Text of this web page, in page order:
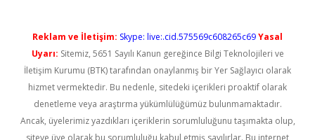
Reklam ve İletişim: Skype: live:.cid.575569c608265c69Yasal
Uyarı: Sitemiz, 5651 Sayılı Kanun gereğince Bilgi Teknolojileri ve
İletişim Kurumu (BTK) tarafından onaylanmış bir Yer Sağlayıcı olarak
hizmet vermektedir. Bu nedenle, sitedeki içerikleri proaktif olarak
denetleme veya araştırma yükümlülüğümüz bulunmamaktadır.
Ancak, üyelerimiz yazdıkları içeriklerin sorumluluğunu taşımakta olup,
siteye üye olarak bu sorumluluğu kabul etmiş sayılırlar. Bu internet